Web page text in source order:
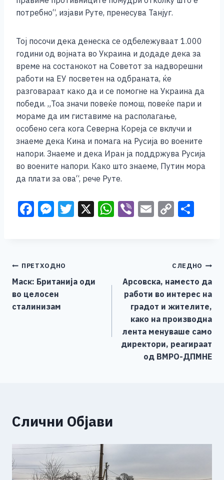
потребно“, изјави Руте, пренесува Танјуг.
Тој посочи дека денеска се одбележуваат 1.000
години од војната во Украина и додаде дека за
време на состанокот на Советот за надворешни
работи на ЕУ посветен на одбраната, ќе
разговараат како да и се помогне на Украина да
победи. „Тоа значи повеќе помош, повеќе пари и
мораме да им гиставиме на располагање,
особено сега кога Северна Кореја се вклучи и
знаеме дека Кина и помага на Русија во воените
напори. Знаеме и дека Иран ја поддржува Русија
во воените напори. Како што знаеме, Путин мора
да плати за ова“, рече Руте.
F
b
o
o
M
n
g
er
T X W
A
p
Vi E C
Li
n
k
Навигација
на
напис
ПРЕТХОДНО
Маск: Британија оди
во целосен
сталинизам
СЛЕДНО
Арсовска, наместо да
работи во интерес на
градот и жителите,
како на производна
лента менуваше само
директори, реагираат
од ВМРО-ДПМНЕ
Слични Објави